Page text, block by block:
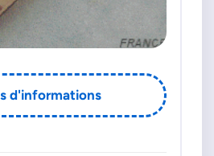
d'informations